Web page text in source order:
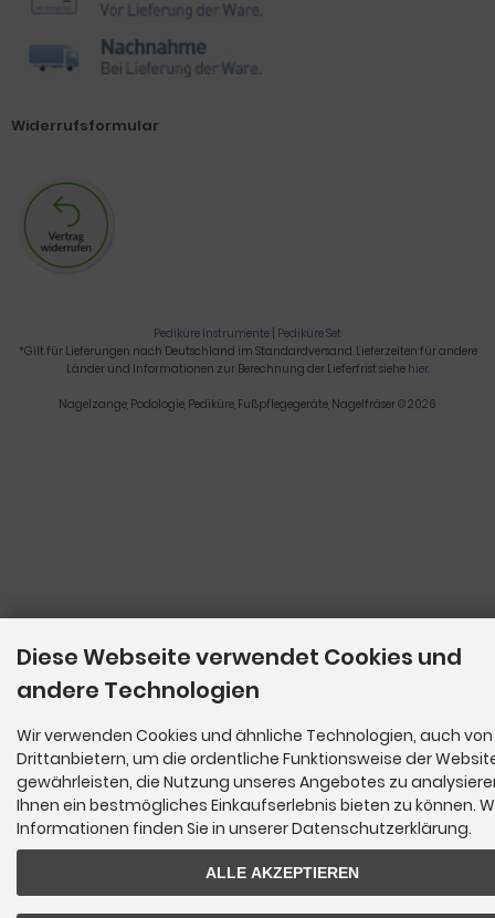
Widerrufsformular
Pediküre Instrumente | Pediküre Set
*Gilt für Lieferungen nach Deutschland im Standardversand. Lieferzeiten für andere
Länder und Informationen zur Berechnung der Lieferfrist siehe hier.
Nagelzange, Podologie, Pediküre, Fußpflegegeräte, Nagelfräser © 2026
Diese Webseite verwendet Cookies und
andere Technologien
Wir verwenden Cookies und ähnliche Technologien, auch von
Drittanbietern, um die ordentliche Funktionsweise der
gewährleisten, die Nutzung unseres Angebotes zu
Ihnen ein bestmögliches Einkaufserlebnis bieten zu können.
Informationen finden Sie in unserer Datenschutzerklärung.
ALLE AKZEPTIEREN